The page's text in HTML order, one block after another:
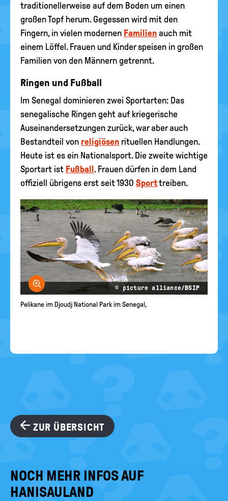
traditionellerweise auf dem Boden um einen
großen Topf herum. Gegessen wird mit den
Fingern, in vielen modernen Familien auch mit
einem Löffel. Frauen und Kinder speisen in großen
Familien von den Männern getrennt.
Ringen und Fußball
Im Senegal dominieren zwei Sportarten: Das
senegalische Ringen geht auf kriegerische
Auseinandersetzungen zurück, war aber auch
Bestandteil von religiösen rituellen Handlungen.
Heute ist es ein Nationalsport. Die zweite wichtige
Sportart ist Fußball . Frauen dürfen in dem Land
offiziell übrigens erst seit 1930 Sporttreiben.
Bild vergrößern
© picture alliance/BSIP
Pelikane im Djoudj National Park im Senegal,
ZUR ÜBERSICHT
NOCH MEHR INFOS AUF
HANISAULAND